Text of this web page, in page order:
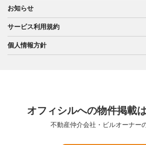
お知らせ
サービス利用規約
個人情報方針
オフィシルへの物件掲載
不動産仲介会社・ビルオーナー